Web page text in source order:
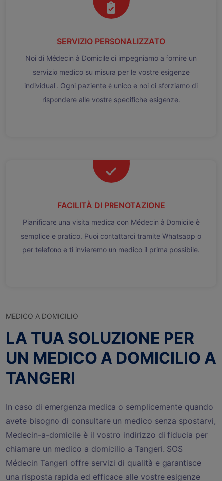
SERVIZIO PERSONALIZZATO
Noi di Médecin à Domicile ci impegniamo a fornire un
servizio medico su misura per le vostre esigenze
individuali. Ogni paziente è unico e noi ci sforziamo di
rispondere alle vostre specifiche esigenze.
FACILITÀ DI PRENOTAZIONE
Pianificare una visita medica con Médecin à Domicile è
semplice e pratico. Puoi contattarci tramite Whatsapp o
per telefono e ti invieremo un medico il prima possibile.
MEDICO A DOMICILIO
LA TUA SOLUZIONE PER
UN MEDICO A DOMICILIO A
TANGERI
In caso di emergenza medica o semplicemente quando
avete bisogno di consultare un medico senza spostarvi,
Medecin-a-domicile è il vostro indirizzo di fiducia per
chiamare un medico a domicilio a Tangeri. SOS
Médecin Tangeri offre servizi di qualità e garantisce
una risposta rapida ed efficace alle vostre esigenze